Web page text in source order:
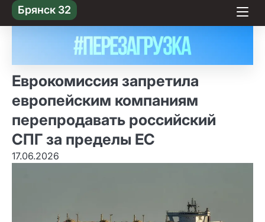
Skip
to content
Брянск 32
Еврокомиссия запретила
европейским компаниям
перепродавать российский
СПГ за пределы ЕС
17.06.2026